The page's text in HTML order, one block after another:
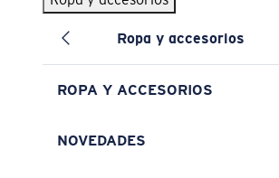
Ropa y accesorios
ROPA Y ACCESORIOS
NOVEDADES